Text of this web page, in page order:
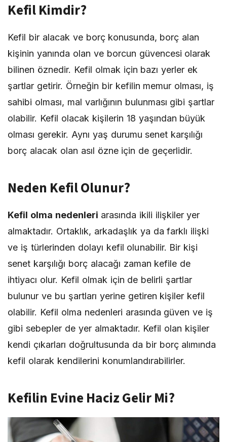
Kefil Kimdir?
Kefil bir alacak ve borç konusunda, borç alan
kişinin yanında olan ve borcun güvencesi olarak
bilinen öznedir. Kefil olmak için bazı yerler ek
şartlar getirir. Örneğin bir kefilin memur olması, iş
sahibi olması, mal varlığının bulunması gibi şartlar
olabilir. Kefil olacak kişilerin 18 yaşından büyük
olması gerekir. Aynı yaş durumu senet karşılığı
borç alacak olan asıl özne için de geçerlidir.
Neden Kefil Olunur?
Kefil olma nedenleri arasında ikili ilişkiler yer
almaktadır. Ortaklık, arkadaşlık ya da farklı ilişki
ve iş türlerinden dolayı kefil olunabilir. Bir kişi
senet karşılığı borç alacağı zaman kefile de
ihtiyacı olur. Kefil olmak için de belirli şartlar
bulunur ve bu şartları yerine getiren kişiler kefil
olabilir. Kefil olma nedenleri arasında güven ve iş
gibi sebepler de yer almaktadır. Kefil olan kişiler
kendi çıkarları doğrultusunda da bir borç alımında
kefil olarak kendilerini konumlandırabilirler.
Kefilin Evine Haciz Gelir Mi?